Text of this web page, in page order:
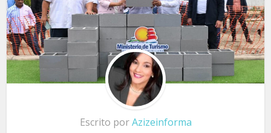
Escrito porAzizeinforma